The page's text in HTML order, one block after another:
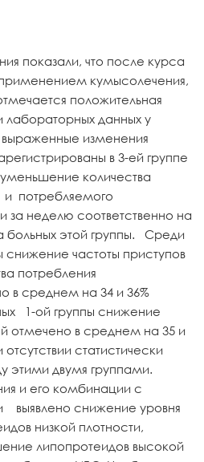
показали, что после курса
кумысолечения,
положительная
лабораторных данных у
изменения
в 3-ей группе
количества
и потребляемого
за неделю соответственно на
больных этой группы. Среди
снижение частоты приступов
потребления
в среднем на 34 и 36%
1-ой группы снижение
отмечено в среднем на 35 и
статистически
этими двумя группами.
и его комбинации с
снижение уровня
низкой плотности,
липопротеидов высокой